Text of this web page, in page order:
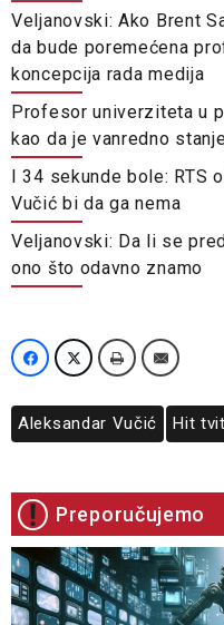
Veljanovski: Ako Brent
da bude poremećena
koncepcija rada medija
Profesor univerziteta u
kao da je vanredno
I 34 sekunde bole:
Vučić bi da ga nema
Veljanovski: Da li se
ono što odavno znamo
Aleksandar Vučić Hit tvit
Preporučujemo